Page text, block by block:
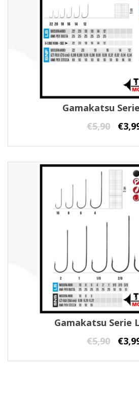
Gamakatsu
€5,90 €
Gamakatsu Serie
€5,90 €